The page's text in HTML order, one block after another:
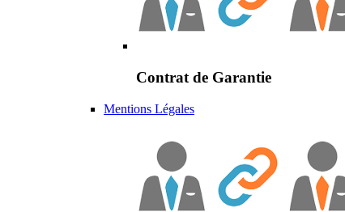
Contrat de Garantie
Mentions Légales